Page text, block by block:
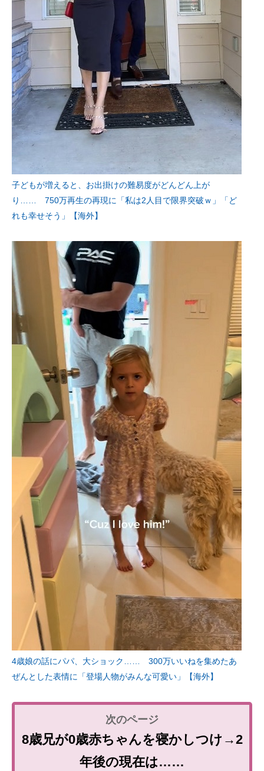
子どもが増えると、お出掛けの難易度がどんどん上が
り…… 750万再生の再現に「私は2人目で限界突破ｗ」「ど
れも幸せそう」【海外】
4歳娘の話にパパ、大ショック…… 300万いいねを集めたあ
ぜんとした表情に「登場人物がみんな可愛い」【海外】
8歳兄が0歳赤ちゃんを寝かしつけ→2
年後の現在は……